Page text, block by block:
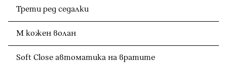
Трети ред седалки
M кожен волан
Soft Close автоматика на вратите